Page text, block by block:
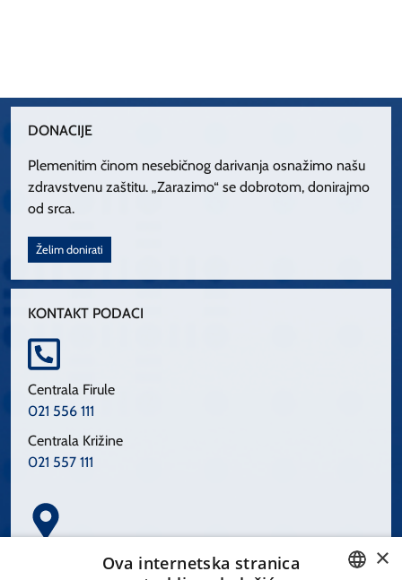
DONACIJE
Plemenitim činom nesebičnog darivanja osnažimo našu
zdravstvenu zaštitu. „Zarazimo“ se dobrotom, donirajmo
od srca.
Želim donirati
KONTAKT PODACI
Centrala Firule
021 556 111
Centrala Križine
021 557 111
Spinčićeva 1, 21000 Split
×
Ova internetska stranica